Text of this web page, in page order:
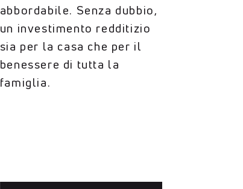
abbordabile. Senza dubbio,
un investimento redditizio
sia per la casa che per il
benessere di tutta la
famiglia.